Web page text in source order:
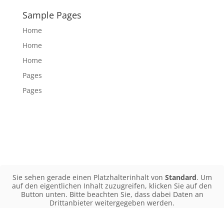
Sample Pages
Home
Home
Home
Pages
Pages
Sie sehen gerade einen Platzhalterinhalt von Standard. Um
auf den eigentlichen Inhalt zuzugreifen, klicken Sie auf den
Button unten. Bitte beachten Sie, dass dabei Daten an
Drittanbieter weitergegeben werden.